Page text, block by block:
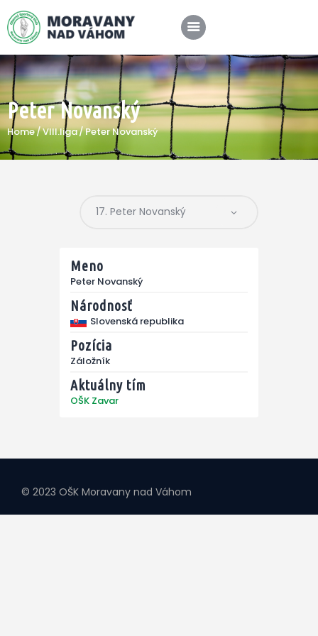
Peter Novanský
Home VIII.liga Peter Novanský
SPRÁVY
KLUB
Meno
Peter Novanský
Národnosť
Slovenská republika
Pozícia
Záložník
Aktuálny tím
OŠK Zavar
© 2023 OŠK Moravany nad Váhom